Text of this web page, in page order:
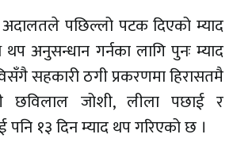
पछिल्लो पटक दिएको म्याद
अनुसन्धान गर्नका लागि पुनः म्याद
सहकारी ठगी प्रकरणमा हिरासतमै
छविलाल जोशी, लीला पछाई र
१३ दिन म्याद थप गरिएको छ ।